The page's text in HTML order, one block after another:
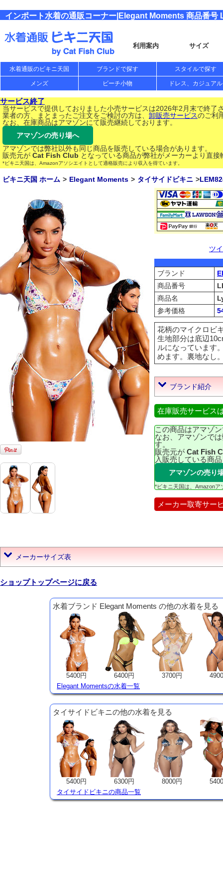
インポート水着の通販コーナー|Elegant Moments 商品番号
利用案内 サイズ
水着通販のビキニ天国 ブランドで探す スタイルで探す
メンズ ビーチ小物 ドレス、カジュアル
サービス終了
当サービスで提供しておりました小売サービスは2026年2月末で終了
業者の方、まとまったご注文をご検討の方は、 卸販売サービスのご利
なお、在庫商品はアマゾンにて販売継続しております。
アマゾンの売り場へ
アマゾンでは弊社以外も同じ商品を販売している場合があります。
販売元が Cat Fish Club となっている商品が弊社がメーカーより直
*ビキニ天国は、Amazonアソシエイトとして適格販売により収入を得ています。
ビキニ天国 ホーム Elegant Moments タイサイドビキニ
ツ
ブランド
商品番号
商品名
参考価格
花柄のマイクロビ
生地部分は底辺
ルになっています
めます。裏地なし
ブランド紹介
在庫販売サービス
この商品はアマゾ
なお、アマゾンで
す。
販売元が Cat Fish
入販売している商
アマゾンの売り
*ビキニ天国は、Amazon
メーカー取寄サー
メーカーサイズ表
ショップトップページに戻る
水着ブランド Elegant Moments の他の水着を見る
5400円 6400円 3700円
Elegant Momentsの水着一覧
タイサイドビキニの他の水着を見る
5400円 6300円 8000円
タイサイドビキニの商品一覧